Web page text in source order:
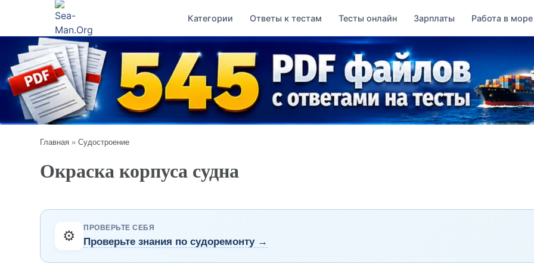
Категории Ответы к тестам Тесты онлайн Зарплаты Работа в море
Главная »Судостроение
Окраска корпуса судна
⚙️ ПРОВЕРЬТЕ СЕБЯ
Проверьте знания по судоремонту →